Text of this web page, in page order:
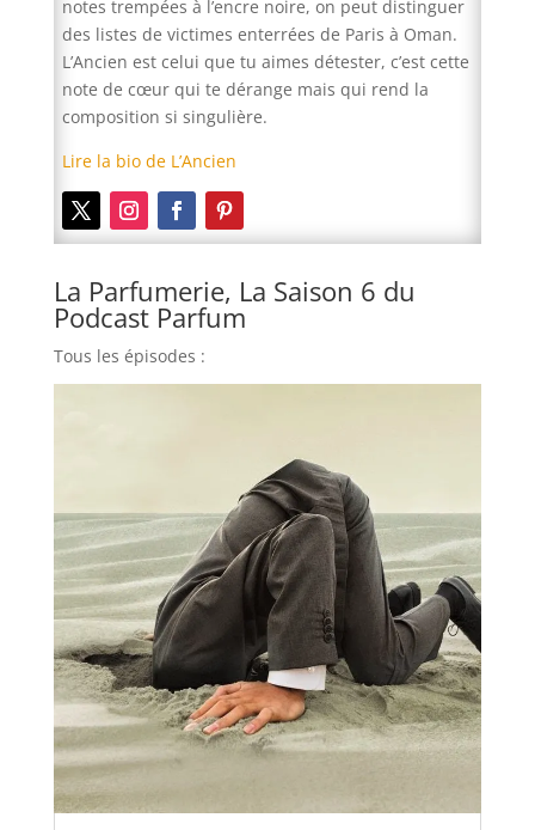
notes trempées à l’encre noire, on peut distinguer
des listes de victimes enterrées de Paris à Oman.
L’Ancien est celui que tu aimes détester, c’est cette
note de cœur qui te dérange mais qui rend la
composition si singulière.
Lire la bio de L’Ancien
La Parfumerie, La Saison 6 du
Podcast Parfum
Tous les épisodes :